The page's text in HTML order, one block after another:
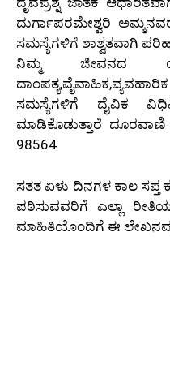
ದುರ್ಗಾಪರಮೇಶ್ವರಿ
ಸಮಸ್ಯೆಗಳಿಗೆ ಶಾಶ್ವತವಾಗಿ
ನಿಮ್ಮ ಜೀವನದ
ಸಮಸ್ಯೆಗಳಿಗೆ ದೈವಿಕ
ಮಾಡಿಕೊಡುತ್ತಾರೆ ದೂರವಾಣಿ
98564
ಸತತ ಏಳು ದಿನಗಳ ಕಾಲ ಸಪ್ತ
ಪಠಿಸುವವರಿಗೆ ಎಲ್ಲಾ
ಮಾಹಿತಿಯೊಂದಿಗೆ ಈ